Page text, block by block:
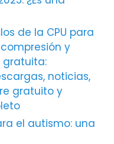
de la CPU para
y
gratuita:
noticias,
gratuito y
el autismo: una